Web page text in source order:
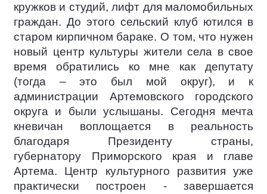
кружков и студий, лифт для маломобильных
граждан. До этого сельский клуб ютился в
старом кирпичном бараке. О том, что нужен
новый центр культуры жители села в свое
время обратились ко мне как депутату
(тогда – это был мой округ), и к
администрации Артемовского городского
округа и были услышаны. Сегодня мечта
кневичан воплощается в реальность
благодаря Президенту страны,
губернатору Приморского края и главе
Артема. Центр культурного развития уже
практически построен - завершается